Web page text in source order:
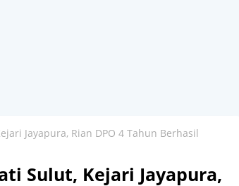
Jayapura, Rian DPO 4 Tahun Berhasil
Sulut, Kejari Jayapura,